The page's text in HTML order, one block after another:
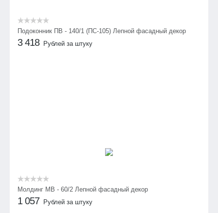
Подоконник ПВ - 140/1 (ПС-105) Лепной фасадный декор
3 418 Рублей за штуку
Молдинг МВ - 60/2 Лепной фасадный декор
1 057 Рублей за штуку